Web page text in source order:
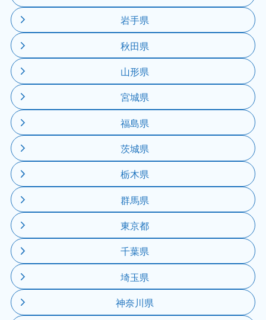
岩手県
秋田県
山形県
宮城県
福島県
茨城県
栃木県
群馬県
東京都
千葉県
埼玉県
神奈川県